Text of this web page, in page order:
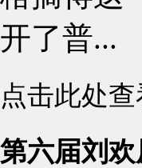
开了普...
点击此处
第六届刘